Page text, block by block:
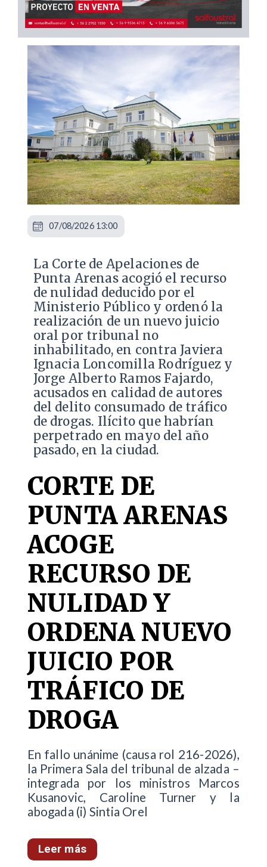
La Corte de Apelaciones de
Punta Arenas acogió el recurso
de nulidad deducido por el
Ministerio Público y ordenó la
realización de un nuevo juicio
oral por tribunal no
inhabilitado, en contra Javiera
Ignacia Loncomilla Rodríguez y
Jorge Alberto Ramos Fajardo,
acusados en calidad de autores
del delito consumado de tráfico
de drogas. Ilícito que habrían
perpetrado en mayo del año
pasado, en la ciudad.
CORTE DE
PUNTA ARENAS
ACOGE
RECURSO DE
NULIDAD Y
ORDENA NUEVO
JUICIO POR
TRÁFICO DE
DROGA
En fallo unánime (causa rol 216-2026),
la Primera Sala del tribunal de alzada –
integrada por los ministros Marcos
Kusanovic, Caroline Turner y la
abogada (i) Sintia Orel
Leer más
07/08/2026 13:00